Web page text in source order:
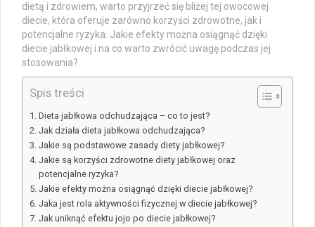
dietą i zdrowiem, warto przyjrzeć się bliżej tej owocowej
diecie, która oferuje zarówno korzyści zdrowotne, jak i
potencjalne ryzyka. Jakie efekty można osiągnąć dzięki
diecie jabłkowej i na co warto zwrócić uwagę podczas jej
stosowania?
Spis treści
Dieta jabłkowa odchudzająca – co to jest?
Jak działa dieta jabłkowa odchudzająca?
Jakie są podstawowe zasady diety jabłkowej?
Jakie są korzyści zdrowotne diety jabłkowej oraz
potencjalne ryzyka?
Jakie efekty można osiągnąć dzięki diecie jabłkowej?
Jaka jest rola aktywności fizycznej w diecie jabłkowej?
Jak uniknąć efektu jojo po diecie jabłkowej?